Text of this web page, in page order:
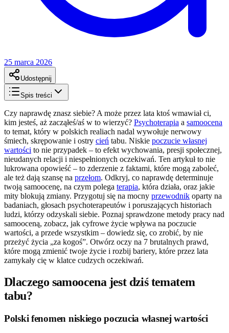
25 marca 2026
Udostępnij
Spis treści
Czy naprawdę znasz siebie? A może przez lata ktoś wmawiał ci,
kim jesteś, aż zacząłeś/aś w to wierzyć? Psychoterapia a samoocena
to temat, który w polskich realiach nadal wywołuje nerwowy
śmiech, skrępowanie i ostry cień tabu. Niskie poczucie własnej
wartości to nie przypadek – to efekt wychowania, presji społecznej,
nieudanych relacji i niespełnionych oczekiwań. Ten artykuł to nie
lukrowana opowieść – to zderzenie z faktami, które mogą zaboleć,
ale też dają szansę na przełom. Odkryj, co naprawdę determinuje
twoją samoocenę, na czym polega terapia, która działa, oraz jakie
mity blokują zmiany. Przygotuj się na mocny przewodnik oparty na
badaniach, głosach psychoterapeutów i poruszających historiach
ludzi, którzy odzyskali siebie. Poznaj sprawdzone metody pracy nad
samooceną, zobacz, jak cyfrowe życie wpływa na poczucie
wartości, a przede wszystkim – dowiedz się, co zrobić, by nie
przeżyć życia „za kogoś”. Otwórz oczy na 7 brutalnych prawd,
które mogą zmienić twoje życie i rozbij bariery, które przez lata
zamykały cię w klatce cudzych oczekiwań.
Dlaczego samoocena jest dziś tematem
tabu?
Polski fenomen niskiego poczucia własnej wartości